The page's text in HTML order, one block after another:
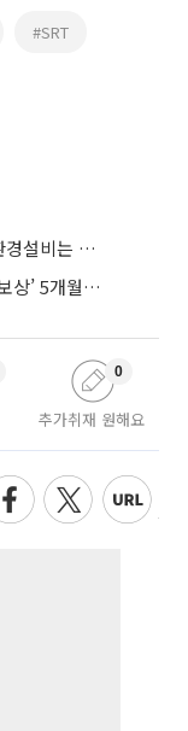
#SRT
현대건설, 아파트·토건·건축 1위…산업·환경설비는 삼성E&A
용적률 높여 임대 더 지으라더니…‘제값 보상’ 5개월째 국회에 발목
추가취재 원해요
0